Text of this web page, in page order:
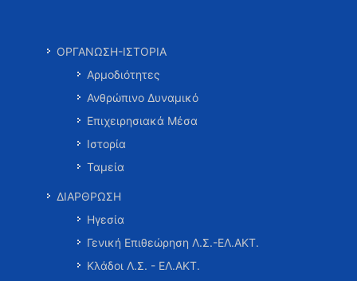
ΟΡΓΑΝΩΣΗ-ΙΣΤΟΡΙΑ
Αρμοδιότητες
Ανθρώπινο Δυναμικό
Επιχειρησιακά Μέσα
Ιστορία
Ταμεία
ΔΙΑΡΘΡΩΣΗ
Ηγεσία
Γενική Επιθεώρηση Λ.Σ.-ΕΛ.ΑΚΤ.
Κλάδοι Λ.Σ. - ΕΛ.ΑΚΤ.